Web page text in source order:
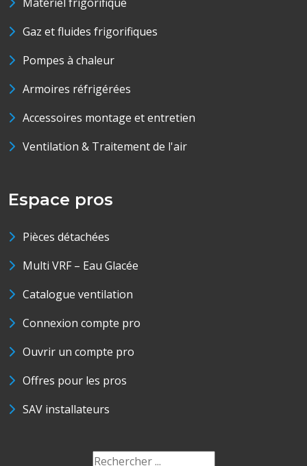
Gaz et fluides frigorifiques
Pompes à chaleur
Armoires réfrigérées
Accessoires montage et entretien
Ventilation & Traitement de l'air
Espace pros
Pièces détachées
Multi VRF – Eau Glacée
Catalogue ventilation
Connexion compte pro
Ouvrir un compte pro
Offres pour les pros
SAV installateurs